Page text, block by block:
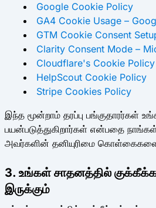
Google Cookie Policy
GA4 Cookie Usage –
GTM Cookie Consent
Clarity Consent Mode –
Cloudflare's Cookie Policy
HelpScout Cookie Policy
Stripe Cookies Policy
இந்த மூன்றாம் தரப்பு பங்குதாரர்கள்
பயன்படுத்துகிறார்கள் என்பதை நாங்கள்
அவர்களின் தனியுரிமை
3. உங்கள் சாதனத்தில்
இருக்கும்